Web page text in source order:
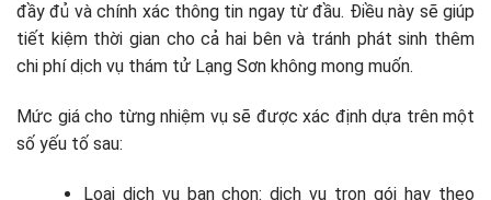
đầy đủ và chính xác thông tin ngay từ đầu. Điều này sẽ giúp
tiết kiệm thời gian cho cả hai bên và tránh phát sinh thêm
chi phí dịch vụ thám tử Lạng Sơn không mong muốn.
Mức giá cho từng nhiệm vụ sẽ được xác định dựa trên một
số yếu tố sau:
Loại dịch vụ bạn chọn: dịch vụ trọn gói hay theo